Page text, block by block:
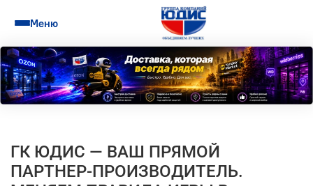
Меню
ГК ЮДИС — ВАШ ПРЯМОЙ
ПАРТНЕР-ПРОИЗВОДИТЕЛЬ.